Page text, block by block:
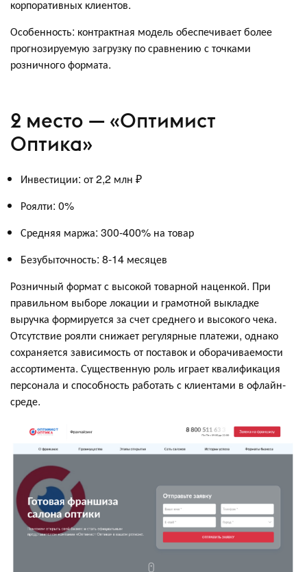
корпоративных клиентов.
Особенность: контрактная модель обеспечивает более
прогнозируемую загрузку по сравнению с точками
розничного формата.
2 место — «Оптимист
Оптика»
Инвестиции: от 2,2 млн ₽
Роялти: 0%
Средняя маржа: 300-400% на товар
Безубыточность: 8-14 месяцев
Розничный формат с высокой товарной наценкой. При
правильном выборе локации и грамотной выкладке
выручка формируется за счет среднего и высокого чека.
Отсутствие роялти снижает регулярные платежи, однако
сохраняется зависимость от поставок и оборачиваемости
ассортимента. Существенную роль играет квалификация
персонала и способность работать с клиентами в офлайн-
среде.